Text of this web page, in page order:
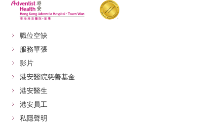
職位空缺
服務單張
影片
港安醫院慈善基金
港安醫生
港安員工
私隱聲明